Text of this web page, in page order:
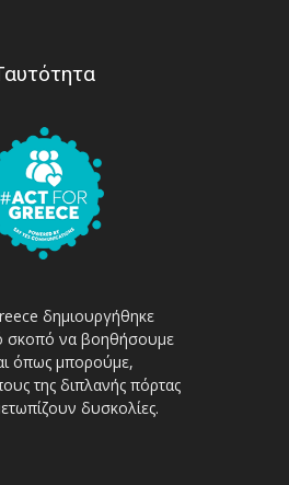
δημιουργήθηκε
σκοπό να βοηθήσουμε
όπως μπορούμε,
της διπλανής πόρτας
δυσκολίες.